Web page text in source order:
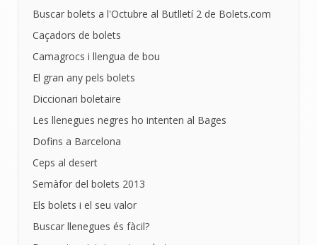
Buscar bolets a l'Octubre al Butlletí 2 de Bolets.com
Caçadors de bolets
Camagrocs i llengua de bou
El gran any pels bolets
Diccionari boletaire
Les llenegues negres ho intenten al Bages
Dofins a Barcelona
Ceps al desert
Semàfor del bolets 2013
Els bolets i el seu valor
Buscar llenegues és fàcil?